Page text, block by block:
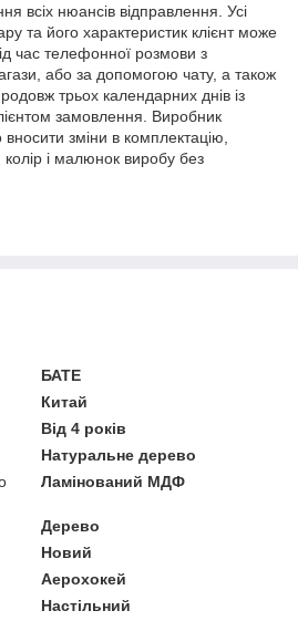
всіх нюансів відправлення. Усі
та його характеристик клієнт може
час телефонної розмови з
або за допомогою чату, а також
трьох календарних днів із
замовлення. Виробник
зміни в комплектацію,
колір і малюнок виробу без
БАТЕ
Китай
Від 4 років
Натуральне дерево
Ламінований МДФ
Дерево
Новий
Аерохокей
Настільний